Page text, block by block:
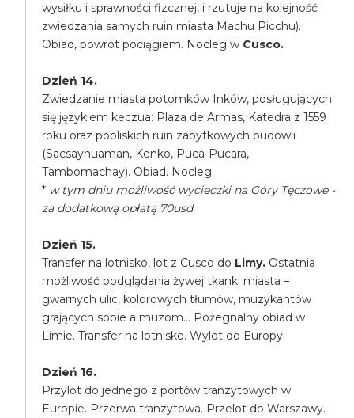
wysiłku i sprawności fizcznej, i rzutuje na kolejność
zwiedzania samych ruin miasta Machu Picchu).
Obiad, powrót pociągiem. Nocleg w Cusco.
Dzień 14.
Zwiedzanie miasta potomków Inków, posługujących
się językiem keczua: Plaza de Armas, Katedra z 1559
roku oraz pobliskich ruin zabytkowych budowli
(Sacsayhuaman, Kenko, Puca-Pucara,
Tambomachay). Obiad. Nocleg.
* w tym dniu możliwość wycieczki na Góry Tęczowe -
za dodatkową opłatą 70usd
Dzień 15.
Transfer na lotnisko, lot z Cusco do Limy. Ostatnia
możliwość podglądania żywej tkanki miasta –
gwarnych ulic, kolorowych tłumów, muzykantów
grających sobie a muzom… Pożegnalny obiad w
Limie. Transfer na lotnisko. Wylot do Europy.
Dzień 16.
Przylot do jednego z portów tranzytowych w
Europie. Przerwa tranzytowa. Przelot do Warszawy.